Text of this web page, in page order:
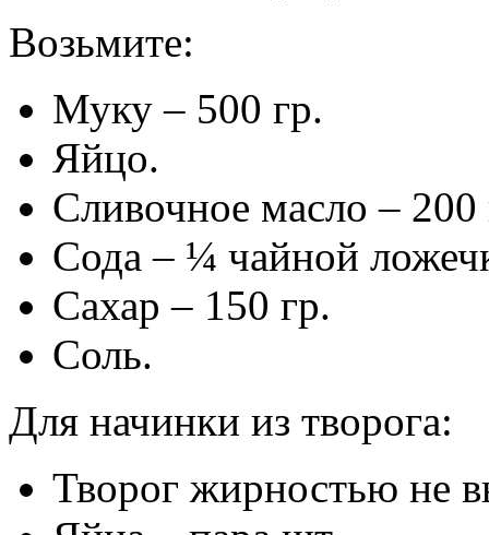
Возьмите:
Муку – 500 гр.
Яйцо.
Сливочное масло – 200
Сода – ¼ чайной
Сахар – 150 гр.
Соль.
Для начинки из творога:
Творог жирностью не